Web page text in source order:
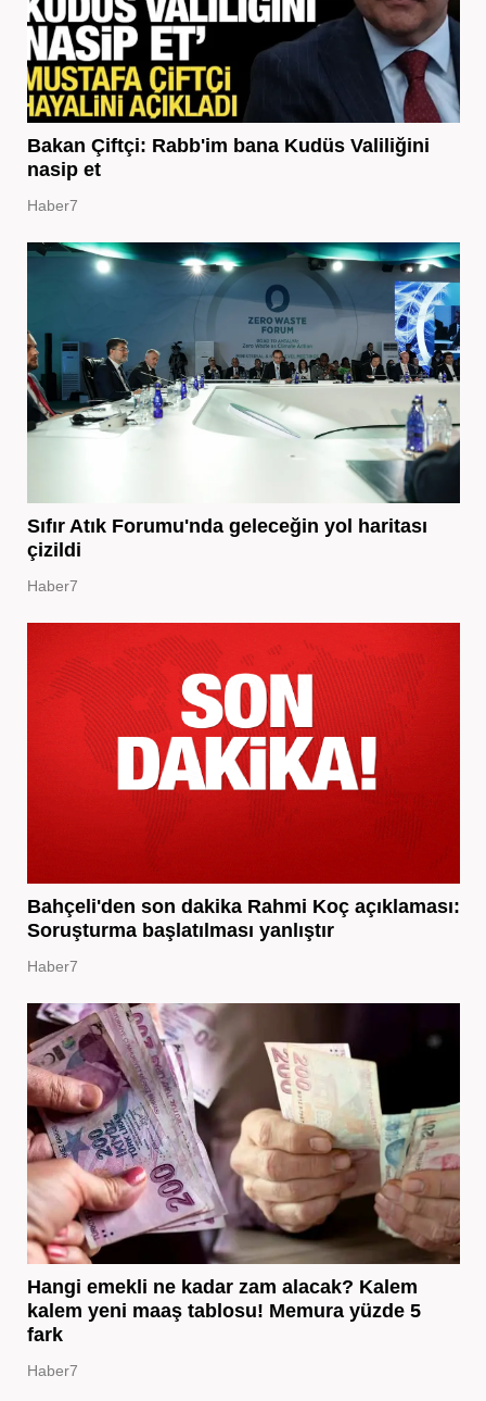
Bakan Çiftçi: Rabb'im bana Kudüs Valiliğini
nasip et
Haber7
Sıfır Atık Forumu'nda geleceğin yol haritası
çizildi
Haber7
Bahçeli'den son dakika Rahmi Koç açıklaması:
Soruşturma başlatılması yanlıştır
Haber7
Hangi emekli ne kadar zam alacak? Kalem
kalem yeni maaş tablosu! Memura yüzde 5
fark
Haber7